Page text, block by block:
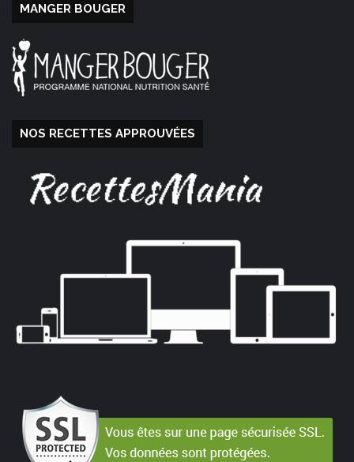
MANGER BOUGER
NOS RECETTES APPROUVÉES